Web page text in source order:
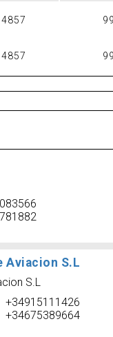
4857 99
4857 99
Aviacion S.L
S.L
+34915111426
+34675389664